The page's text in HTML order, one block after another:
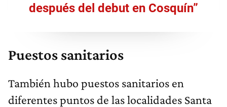
después del debut en Cosquín”
Puestos sanitarios
También hubo puestos sanitarios en
diferentes puntos de las localidades Santa